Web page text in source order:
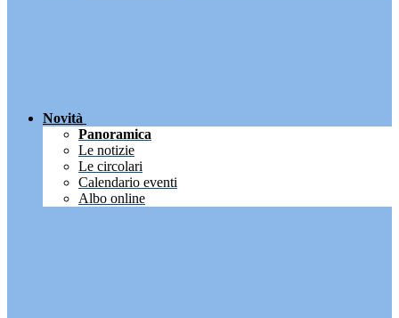
Novità
Panoramica
Le notizie
Le circolari
Calendario eventi
Albo online